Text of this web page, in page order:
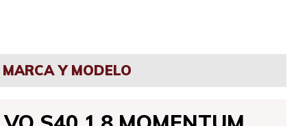
MARCA Y MODELO